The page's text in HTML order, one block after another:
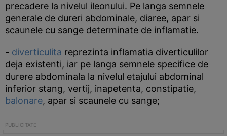
precadere la nivelul ileonului. Pe langa semnele
generale de dureri abdominale, diaree, apar si
scaunele cu sange determinate de inflamatie.
- diverticulita reprezinta inflamatia diverticulilor
deja existenti, iar pe langa semnele specifice de
durere abdominala la nivelul etajului abdominal
inferior stang, vertij, inapetenta, constipatie,
balonare, apar si scaunele cu sange;